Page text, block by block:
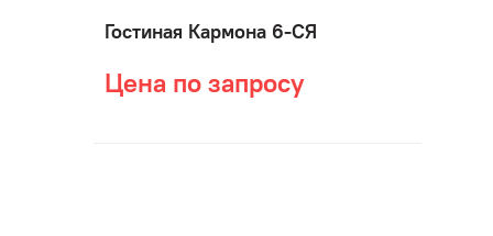
Гостиная Кармона 6-СЯ
Цена по запросу